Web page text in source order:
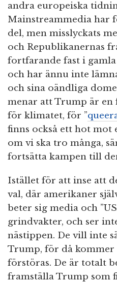
andra europeiska
Mainstreammedia har
del, men misslyckats
och Republikanernas
fortfarande fast i
och har ännu inte
och sina oändliga
menar att Trump är
för klimatet, för ”
finns också ett hot mot
om vi ska tro många,
fortsätta kampen till
Istället för att inse att
val, där amerikaner
beter sig media och
grindvakter, och ser
nästippen. De vill inte
Trump, för då
förstöras. De är totalt
framställa Trump som